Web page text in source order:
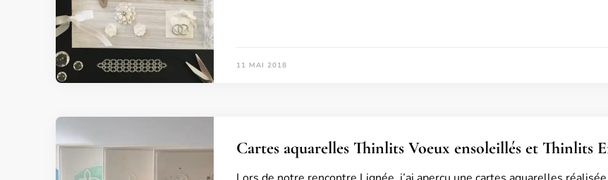
11 MAI 2018
Cartes aquarelles Thinlits Voeux ensoleillés et Thinlits